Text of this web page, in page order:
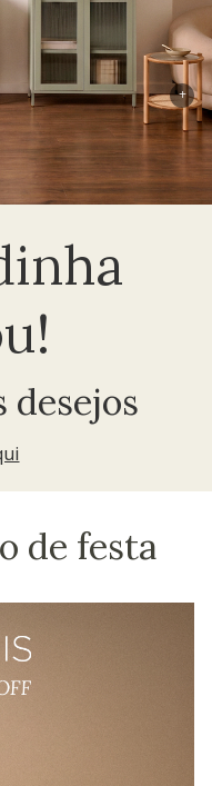
desejos
+
de festa